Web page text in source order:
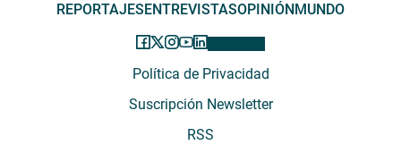
REPORTAJES ENTREVISTASOPINIÓN MUNDO
Política de Privacidad
Suscripción Newsletter
RSS